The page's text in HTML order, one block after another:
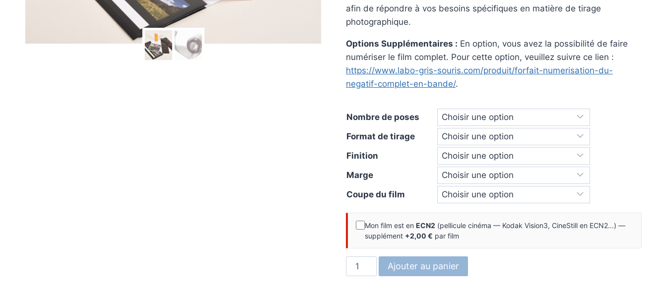
45.00 €
afin de répondre à vos besoins spécifiques en matière de tirage
photographique.
Options Supplémentaires : En option, vous avez la possibilité de faire
numériser le film complet. Pour cette option, veuillez suivre ce lien :
https://www.labo-gris-souris.com/produit/forfait-numerisation-du-
negatif-complet-en-bande/.
Nombre de poses
Format de tirage
Finition
Marge
Coupe du film
Mon film est en ECN2 (pellicule cinéma — Kodak Vision3, CineStill en ECN2…) —
supplément +2,00 € par film
quantité
de
Ajouter au panier